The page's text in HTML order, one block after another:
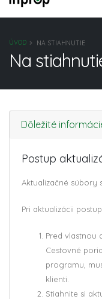
ÚVOD NA STIAHNUTIE
Na
Dôležité
Postup
Aktualizačné súbory
Pri aktualizácii
Pred vlastnou
Cestovné
programu,
klienti.
Stiahnite si